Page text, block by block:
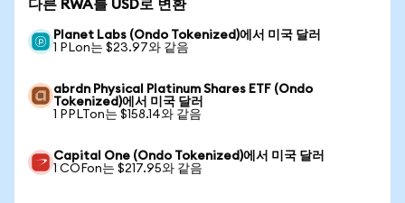
다른 RWA를 USD로 변환
Planet Labs (Ondo Tokenized)에서 미국 달러
1 PLon는 $23.97와 같음
abrdn Physical Platinum Shares ETF (Ondo
Tokenized)에서 미국 달러
1 PPLTon는 $158.14와 같음
Capital One (Ondo Tokenized)에서 미국 달러
1 COFon는 $217.95와 같음